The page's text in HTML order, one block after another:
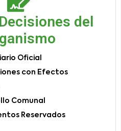
del
Oficial
con Efectos
Comunal
Reservados